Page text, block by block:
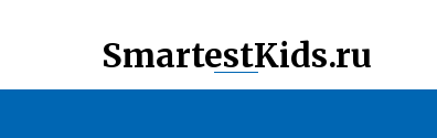
SmartestKids.ru